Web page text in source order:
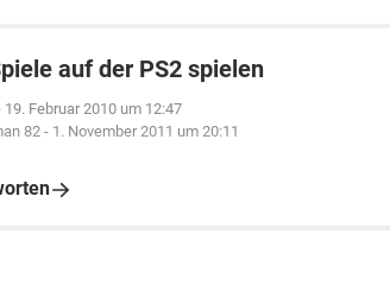
auf der PS2 spielen
19. Februar 2010 um 12:47
82 - 1. November 2011 um 20:11